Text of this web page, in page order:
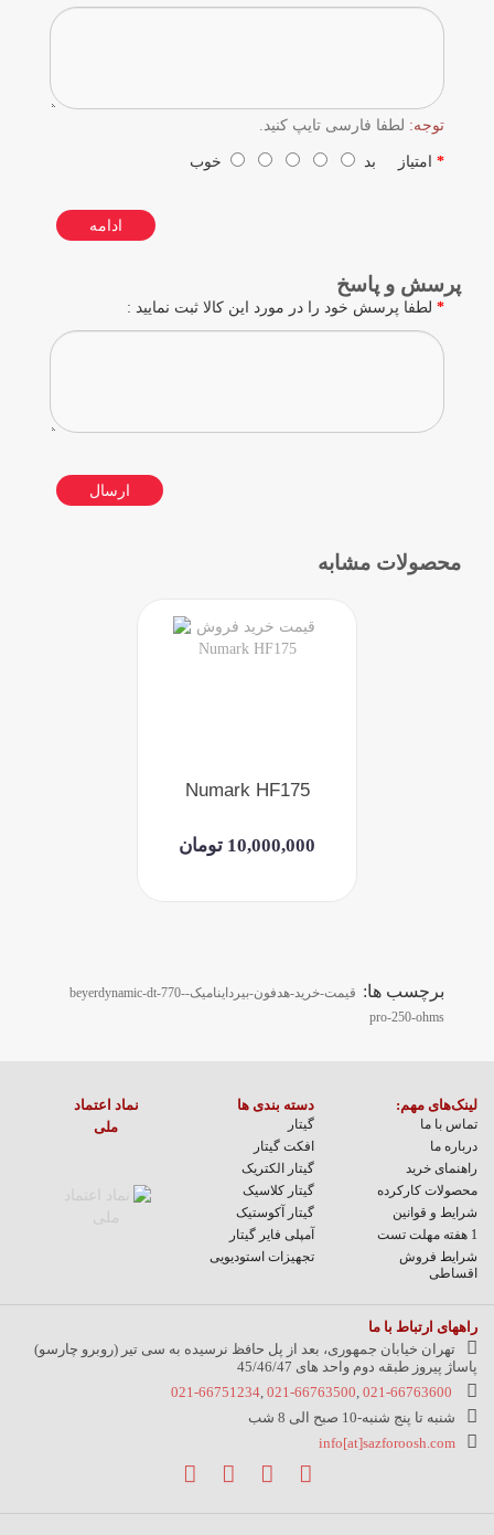
توجه: لطفا فارسی تایپ کنید.
امتیاز بد خوب
ادامه
پرسش و پاسخ
لطفا پرسش خود را در مورد این کالا ثبت نمایید :
ارسال
محصولات مشابه
Numark HF175
10,000,000 تومان
برچسب ها:
قیمت-خرید-هدفون-بیرداینامیک-beyerdynamic-dt-770-
pro-250-ohms
لینک‌های مهم:
تماس با ما
درباره ما
راهنمای خرید
محصولات کارکرده
شرایط و قوانین
1 هفته مهلت تست
شرایط فروش
اقساطی
دسته بندی ها
گیتار
افکت گیتار
گیتار الکتریک
گیتار کلاسیک
گیتار آکوستیک
آمپلی فایر گیتار
تجهیزات استودیویی
نماد اعتماد
ملی
راههای ارتباط با ما
تهران خیابان جمهوری، بعد از پل حافظ نرسیده به سی تیر (روبرو چارسو)
پاساژ پیروز طبقه دوم واحد های 45/46/47
021-66763600
,
021-66763500
,
021-66751234
شنبه تا پنج شنبه-10 صبح الی 8 شب
info[at]sazforoosh.com